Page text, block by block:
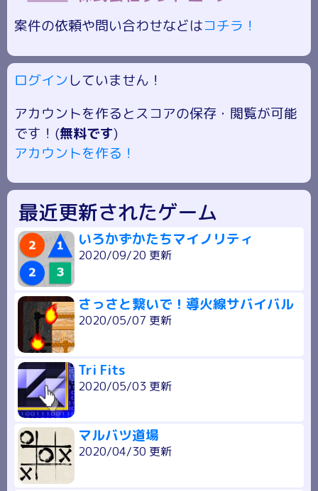
案件の依頼や問い合わせなどはコチラ！
ログインしていません！
アカウントを作るとスコアの保存・閲覧が可能
です！(無料です)
アカウントを作る！
最近更新されたゲーム
いろかずかたちマイノリティ
2020/09/20 更新
さっさと繋いで！導火線サバイバル
2020/05/07 更新
Tri Fits
2020/05/03 更新
マルバツ道場
2020/04/30 更新